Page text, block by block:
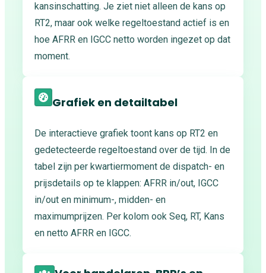
kansinschatting. Je ziet niet alleen de kans op
RT2, maar ook welke regeltoestand actief is en
hoe AFRR en IGCC netto worden ingezet op dat
moment.
Grafiek en detailtabel
De interactieve grafiek toont kans op RT2 en
gedetecteerde regeltoestand over de tijd. In de
tabel zijn per kwartiermoment de dispatch- en
prijsdetails op te klappen: AFRR in/out, IGCC
in/out en minimum-, midden- en
maximumprijzen. Per kolom ook Seq, RT, Kans
en netto AFRR en IGCC.